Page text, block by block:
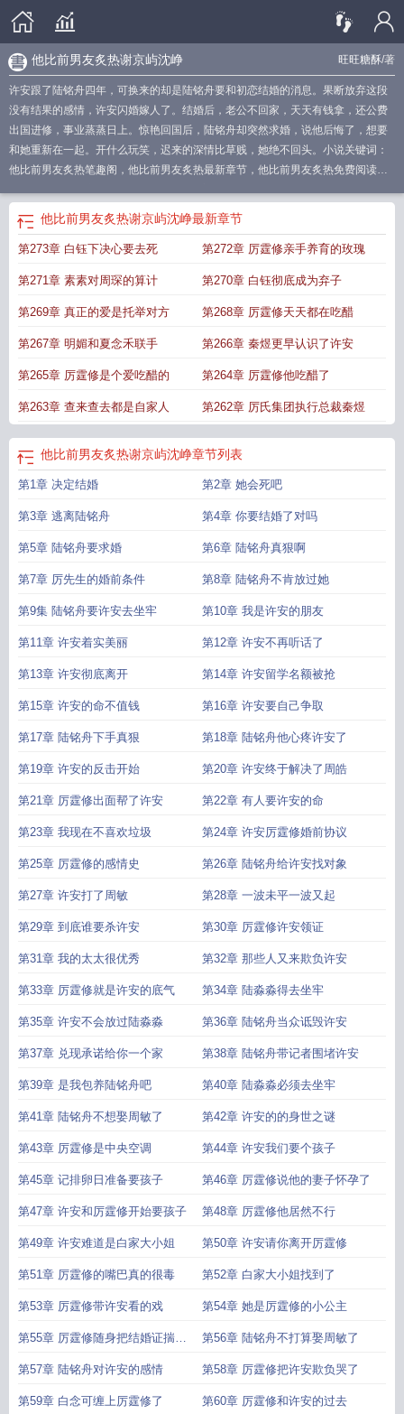
旺旺糖酥/著
他比前男友炙热谢京屿沈峥
许安跟了陆铭舟四年，可换来的却是陆铭舟要和初恋结婚的消息。果断放弃这段
没有结果的感情，许安闪婚嫁人了。结婚后，老公不回家，天天有钱拿，还公费
出国进修，事业蒸蒸日上。惊艳回国后，陆铭舟却突然求婚，说他后悔了，想要
和她重新在一起。开什么玩笑，迟来的深情比草贱，她绝不回头。小说关键词：
他比前男友炙热笔趣阁，他比前男友炙热最新章节，他比前男友炙热免费阅读他
炙热短剧免费观看全集
比前男友厉害 他比前男友炙热演员
许安厉霆修
任他比前男友炙热txt前男友比现男友好他比前男友炙热短剧合集他比前男友
前男友炙热大结局 他比前男友炙热厉霆修许安 他比前男友炙热短剧在线观看演
员表他比前男友炙热短剧在线观看 他比前男友炙热大结局免费阅读他比前男友
炙热许安和厉霆修他比前男友炙热许安和厉霆修短剧比前任小他比前男友炙热
短剧他比前男友炙热谢京屿沈峥 他比前男友炙热免费阅读他比前男友炙热短剧
棠沈筝他比前男友炙热短剧什么时候播前男友比现男友好怎么办他比前男友炙
热王轩短剧在线观看他的前任比我优秀他比初恋甜娱乐圈他比前男友炙热短剧
在线观看全集前男友比现男友好太多 他比前男友炙热免费观看
百度他比前男友炙热演员表他比前男友炙热全文他比前男友炙热谢京屿 沈
筝他比前男友炙热完整版 他比前男友炙热短剧在线观看王轩主演
热免费阅读最新章节
他比前男友炙热许安和厉霆修两人怎么样了
他比前男友炙热谢京屿沈峥最新章节
第273章 白钰下决心要去死 第272章 厉霆修亲手养育的玫瑰
第271章 素素对周琛的算计 第270章 白钰彻底成为弃子
第269章 真正的爱是托举对方 第268章 厉霆修天天都在吃醋
第267章 明媚和夏念禾联手 第266章 秦煜更早认识了许安
第265章 厉霆修是个爱吃醋的 第264章 厉霆修他吃醋了
第263章 查来查去都是自家人 第262章 厉氏集团执行总裁秦煜
他比前男友炙热谢京屿沈峥章节列表
第1章 决定结婚 第2章 她会死吧
第3章 逃离陆铭舟 第4章 你要结婚了对吗
第5章 陆铭舟要求婚 第6章 陆铭舟真狠啊
第7章 厉先生的婚前条件 第8章 陆铭舟不肯放过她
第9集 陆铭舟要许安去坐牢 第10章 我是许安的朋友
第11章 许安着实美丽 第12章 许安不再听话了
第13章 许安彻底离开 第14章 许安留学名额被抢
第15章 许安的命不值钱 第16章 许安要自己争取
第17章 陆铭舟下手真狠 第18章 陆铭舟他心疼许安了
第19章 许安的反击开始 第20章 许安终于解决了周皓
第21章 厉霆修出面帮了许安 第22章 有人要许安的命
第23章 我现在不喜欢垃圾 第24章 许安厉霆修婚前协议
第25章 厉霆修的感情史 第26章 陆铭舟给许安找对象
第27章 许安打了周敏 第28章 一波未平一波又起
第29章 到底谁要杀许安 第30章 厉霆修许安领证
第31章 我的太太很优秀 第32章 那些人又来欺负许安
第33章 厉霆修就是许安的底气 第34章 陆淼淼得去坐牢
第35章 许安不会放过陆淼淼 第36章 陆铭舟当众诋毁许安
第37章 兑现承诺给你一个家 第38章 陆铭舟带记者围堵许安
第39章 是我包养陆铭舟吧 第40章 陆淼淼必须去坐牢
第41章 陆铭舟不想娶周敏了 第42章 许安的的身世之谜
第43章 厉霆修是中央空调 第44章 许安我们要个孩子
第45章 记排卵日准备要孩子 第46章 厉霆修说他的妻子怀孕了
第47章 许安和厉霆修开始要孩子 第48章 厉霆修他居然不行
第49章 许安难道是白家大小姐 第50章 许安请你离开厉霆修
第51章 厉霆修的嘴巴真的很毒 第52章 白家大小姐找到了
第53章 厉霆修带许安看的戏 第54章 她是厉霆修的小公主
第55章 厉霆修随身把结婚证揣兜
里
第56章 陆铭舟不打算娶周敏了
第57章 陆铭舟对许安的感情 第58章 厉霆修把许安欺负哭了
第59章 白念可缠上厉霆修了 第60章 厉霆修和许安的过去